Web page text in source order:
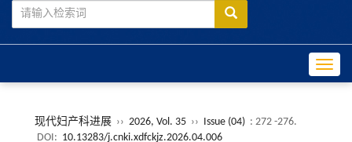
现代妇产科进展 ›› 2026, Vol. 35 ›› Issue (04) : 272 -276.
DOI: 10.13283/j.cnki.xdfckjz.2026.04.006